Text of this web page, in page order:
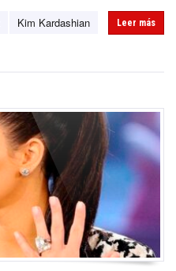
Kim Kardashian
Leer más